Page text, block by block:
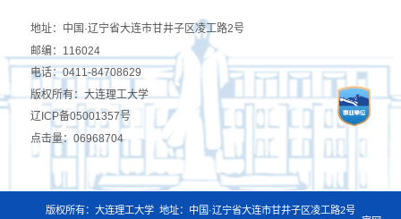
地址：中国·辽宁省大连市甘井子区凌工路2号
邮编：116024
电话：0411-84708629
版权所有：大连理工大学
辽ICP备05001357号
点击量： 06968704
版权所有：大连理工大学 地址：中国·辽宁省大连市甘井子区凌工路2号